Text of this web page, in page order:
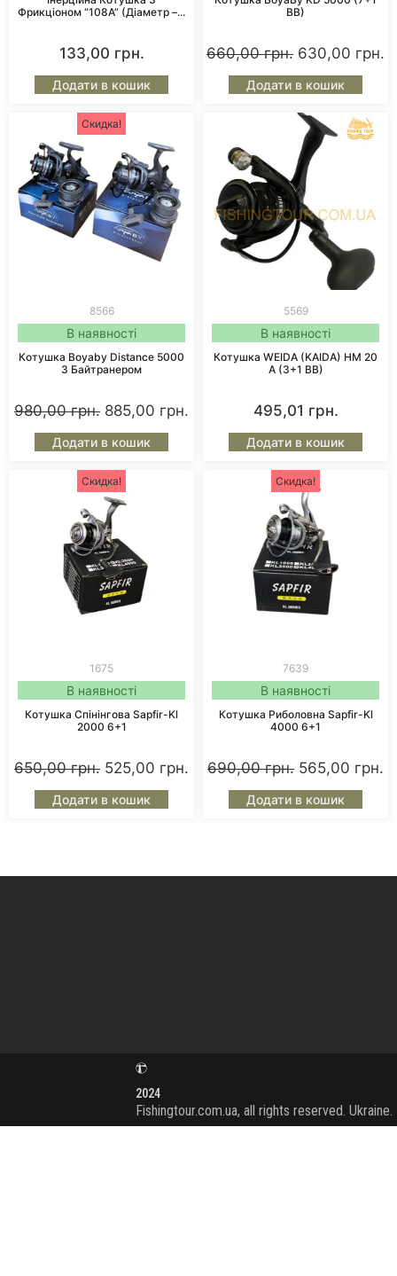
Фрикціоном “108А” (діаметр –...
133,00 грн.
Додати в кошик
BB)
660,00грн. 630,00 грн.
Додати в кошик
Скидка!
8566
В наявності
Котушка Boyaby Distance 5000
З Байтранером
980,00грн. 885,00 грн.
Додати в кошик
5569
В наявності
Котушка WEIDA (KAIDA) HM 20
A (3+1 BB)
495,01 грн.
Додати в кошик
Скидка!
1675
В наявності
Котушка Спінінгова Sapfir-Kl
2000 6+1
650,00грн. 525,00 грн.
Додати в кошик
Скидка!
7639
В наявності
Котушка Риболовна Sapfir-Kl
4000 6+1
690,00грн. 565,00 грн.
Додати в кошик
2024
Fishingtour.com.ua, all rights reserved. Ukraine.